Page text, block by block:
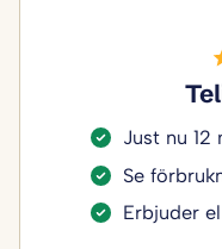
Just nu
Se
Erbjuder